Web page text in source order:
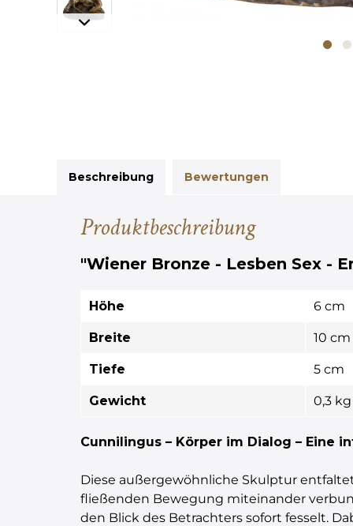
Beschreibung Bewertungen
Produktbeschreibung
"Wiener Bronze - Lesben Sex -
Höhe 6 cm
Breite 10 cm
Tiefe 5 cm
Gewicht 0,3 kg
Cunnilingus – Körper im Dialog – Eine
Diese außergewöhnliche Skulptur
fließenden Bewegung miteinander
den Blick des Betrachters sofort fesselt.